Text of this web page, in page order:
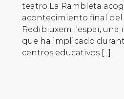
teatro La Rambleta
acontecimiento final del
Redibiuxem l'espai, una
que ha implicado
centros educativos [...]